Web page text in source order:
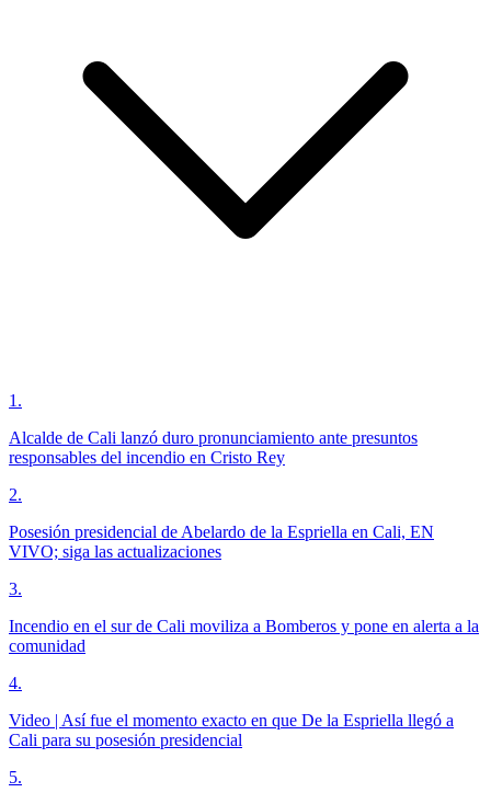
1 .
Alcalde de Cali lanzó duro pronunciamiento ante presuntos
responsables del incendio en Cristo Rey
2.
Posesión presidencial de Abelardo de la Espriella en Cali, EN
VIVO; siga las actualizaciones
3.
Incendio en el sur de Cali moviliza a Bomberos y pone en alerta a la
comunidad
4.
Video | Así fue el momento exacto en que De la Espriella llegó a
Cali para su posesión presidencial
5.